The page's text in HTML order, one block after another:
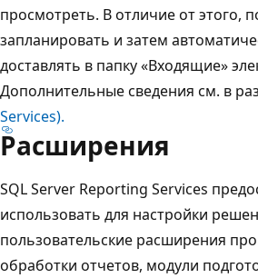
просмотреть. В отличие от этого,
запланировать и затем
доставлять в папку «Входящие»
Дополнительные сведения см. в
Services).
Расширения
SQL Server Reporting Services
использовать для настройки
пользовательские расширения
обработки отчетов, модули